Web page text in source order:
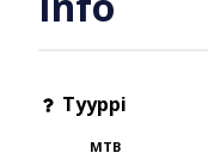
Tyyppi
MTB